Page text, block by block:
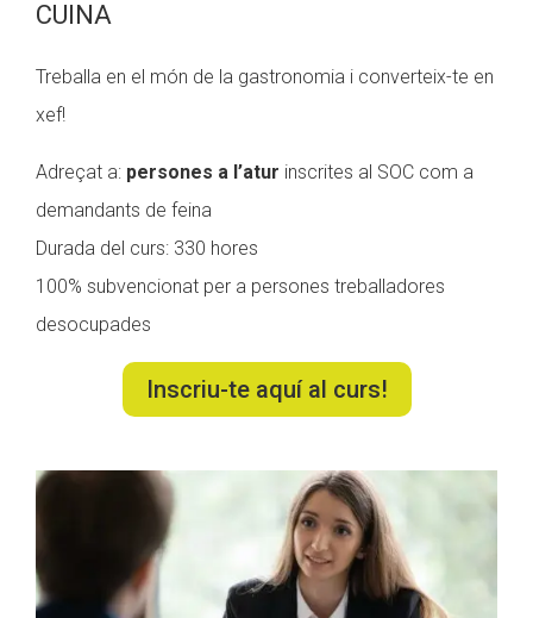
CUINA
Treballa en el món de la gastronomia i converteix-te en
xef!
Adreçat a: persones a l’atur inscrites al SOC com a
demandants de feina
Durada del curs: 330 hores
100% subvencionat per a persones treballadores
desocupades
Inscriu-te aquí al curs!